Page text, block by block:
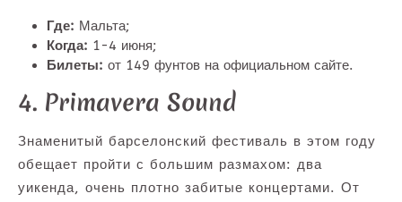
Где: Мальта;
Когда: 1-4 июня;
Билеты: от 149 фунтов на официальном сайте.
4. Primavera Sound
Знаменитый барселонский фестиваль в этом году
обещает пройти с большим размахом: два
уикенда, очень плотно забитые концертами. От